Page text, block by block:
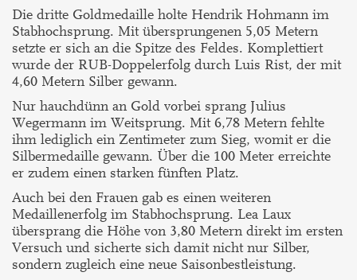
Die dritte Goldmedaille holte Hendrik Hohmann im
Stabhochsprung. Mit übersprungenen 5,05 Metern
setzte er sich an die Spitze des Feldes. Komplettiert
wurde der RUB-Doppelerfolg durch Luis Rist, der mit
4,60 Metern Silber gewann.
Nur hauchdünn an Gold vorbei sprang Julius
Wegermann im Weitsprung. Mit 6,78 Metern fehlte
ihm lediglich ein Zentimeter zum Sieg, womit er die
Silbermedaille gewann. Über die 100 Meter erreichte
er zudem einen starken fünften Platz.
Auch bei den Frauen gab es einen weiteren
Medaillenerfolg im Stabhochsprung. Lea Laux
übersprang die Höhe von 3,80 Metern direkt im ersten
Versuch und sicherte sich damit nicht nur Silber,
sondern zugleich eine neue Saisonbestleistung.